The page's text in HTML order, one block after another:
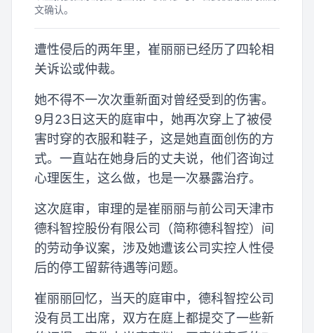
文确认。
遭性侵后的两年里，崔丽丽已经历了四轮相
关诉讼或仲裁。
她不得不一次次重新面对曾经受到的伤害。
9月23日这天的庭审中，她再次穿上了被侵
害时穿的衣服和鞋子，这是她直面创伤的方
式。一直站在她身后的丈夫说，他们咨询过
心理医生，这么做，也是一次暴露治疗。
这次庭审，审理的是崔丽丽与前公司天津市
德科智控股份有限公司（简称德科智控）间
的劳动争议案，涉及她遭该公司实控人性侵
后的停工留薪待遇等问题。
崔丽丽回忆，当天的庭审中，德科智控公司
没有员工出席，双方在庭上都提交了一些新